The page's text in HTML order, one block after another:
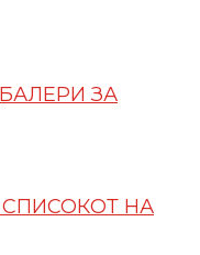
ЗА
НА